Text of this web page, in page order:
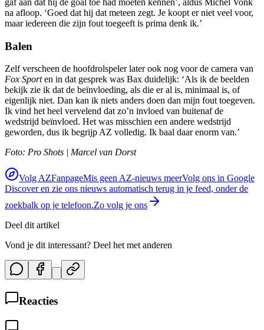
na afloop. ‘Goed dat hij dat meteen zegt. Je koopt er niet veel voor,
maar iedereen die zijn fout toegeeft is prima denk ik.’
Balen
Zelf verscheen de hoofdrolspeler later ook nog voor de camera van
Fox Sporten in dat gesprek was Bax duidelijk: ‘Als ik de beelden
bekijk zie ik dat de beïnvloeding, als die er al is, minimaal is, of
eigenlijk niet. Dan kan ik niets anders doen dan mijn fout toegeven.
Ik vind het heel vervelend dat zo’n invloed van buitenaf de
wedstrijd beïnvloed. Het was misschien een andere wedstrijd
geworden, dus ik begrijp AZ volledig. Ik baal daar enorm van.’
Foto: Pro Shots | Marcel van Dorst
Volg AZFanpageMis geen AZ-nieuws meerVolg ons in Google
Discover en zie ons nieuws automatisch terug in je feed, onder de
zoekbalk op je telefoon.Zo volg je ons
Deel dit artikel
Vond je dit interessant? Deel het met anderen
Reacties